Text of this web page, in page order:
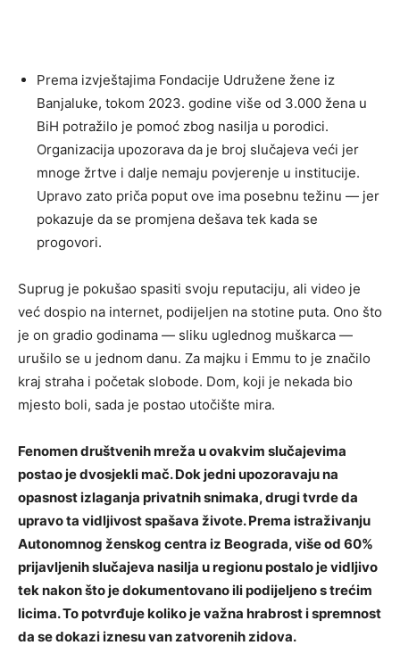
Prema izvještajima Fondacije Udružene žene iz
Banjaluke, tokom 2023. godine više od 3.000 žena u
BiH potražilo je pomoć zbog nasilja u porodici.
Organizacija upozorava da je broj slučajeva veći jer
mnoge žrtve i dalje nemaju povjerenje u institucije.
Upravo zato priča poput ove ima posebnu težinu — jer
pokazuje da se promjena dešava tek kada se
progovori.
Suprug je pokušao spasiti svoju reputaciju, ali video je
već dospio na internet, podijeljen na stotine puta. Ono što
je on gradio godinama — sliku uglednog muškarca —
urušilo se u jednom danu. Za majku i Emmu to je značilo
kraj straha i početak slobode. Dom, koji je nekada bio
mjesto boli, sada je postao utočište mira.
Fenomen društvenih mreža u ovakvim slučajevima
postao je dvosjekli mač. Dok jedni upozoravaju na
opasnost izlaganja privatnih snimaka, drugi tvrde da
upravo ta vidljivost spašava živote. Prema istraživanju
Autonomnog ženskog centra iz Beograda, više od 60%
prijavljenih slučajeva nasilja u regionu postalo je vidljivo
tek nakon što je dokumentovano ili podijeljeno s trećim
licima. To potvrđuje koliko je važna hrabrost i spremnost
da se dokazi iznesu van zatvorenih zidova.